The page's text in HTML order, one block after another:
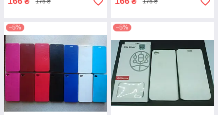
–5% –5%